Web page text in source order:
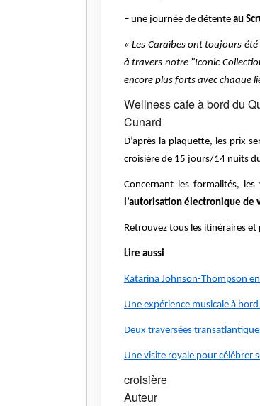
– une journée de détente au
« Les Caraïbes ont toujours été
à travers notre "Iconic
encore plus forts avec chaque
Wellness cafe à bord du
Cunard
D’après la plaquette, les prix
croisière de 15 jours/14 nuits
Concernant les formalités,
l’autorisation électronique de
Retrouvez tous les itinéraires
Lire aussi
Katarina Johnson-Thompson
Une expérience musicale à
Deux traversées
Une visite royale pour célébrer
croisière
Auteur